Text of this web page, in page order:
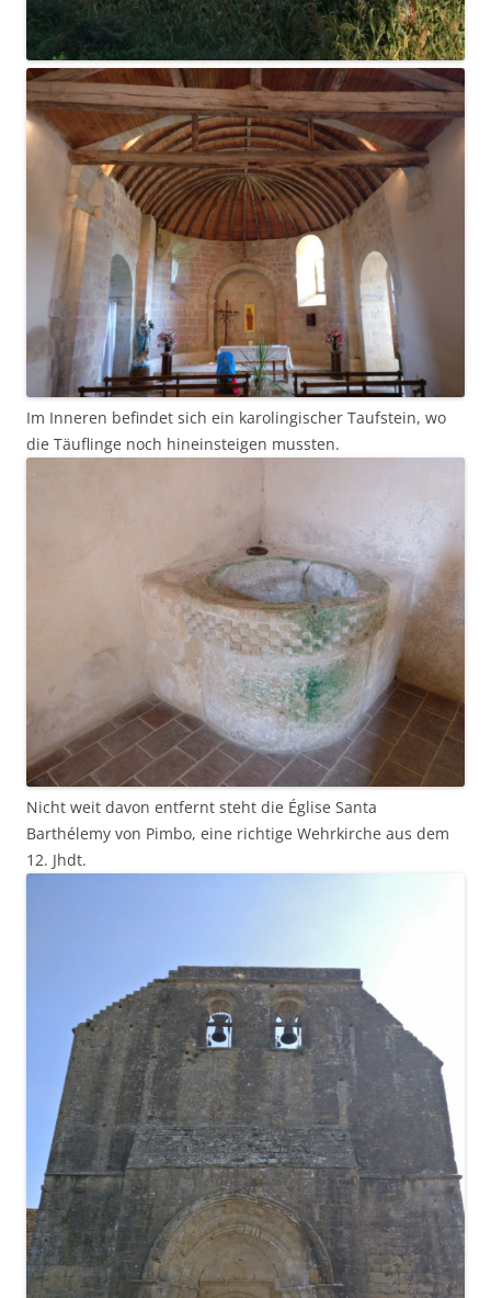
Im Inneren befindet sich ein karolingischer Taufstein, wo
die Täuflinge noch hineinsteigen mussten.
Nicht weit davon entfernt steht die Église Santa
Barthélemy von Pimbo, eine richtige Wehrkirche aus dem
12. Jhdt.